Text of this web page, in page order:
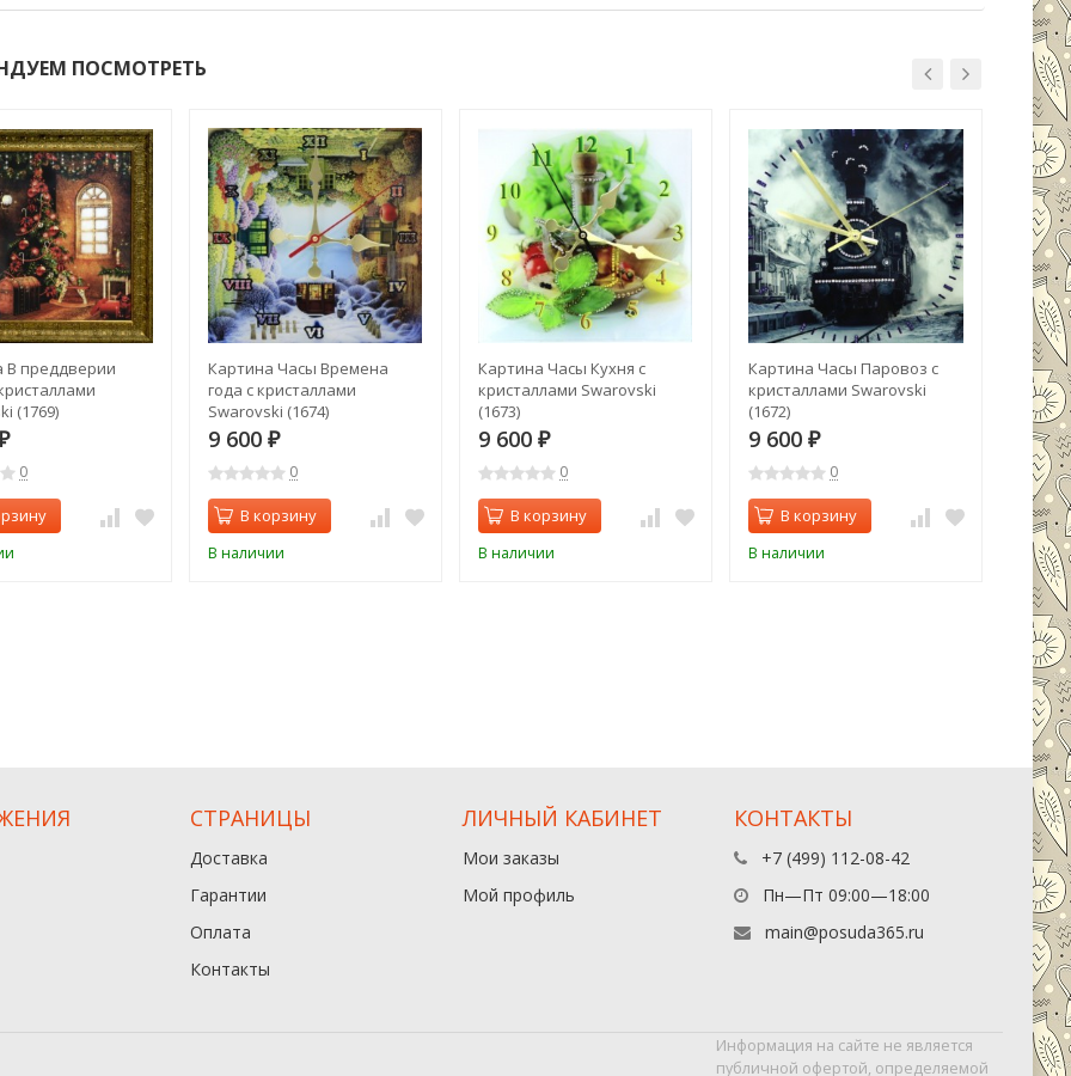
ПОСМОТРЕТЬ
В преддверии
(1769)
0
Картина Часы Времена
года с кристаллами
Swarovski (1674)
9 600 ₽
0
В корзину
В наличии
Картина Часы Кухня с
кристаллами Swarovski
(1673)
9 600 ₽
0
В корзину
В наличии
Картина Часы Паровоз с
кристаллами Swarovski
(1672)
9 600 ₽
0
В корзину
В наличии
(1671)
9
В
В
СТРАНИЦЫ
Доставка
Гарантии
Оплата
Контакты
ЛИЧНЫЙ КАБИНЕТ
Мои заказы
Мой профиль
КОНТАКТЫ
+7 (499) 112-08-42
Пн—Пт 09:00—18:00
main@posuda365.ru
Информация на сайте не является
публичной офертой, определяемой